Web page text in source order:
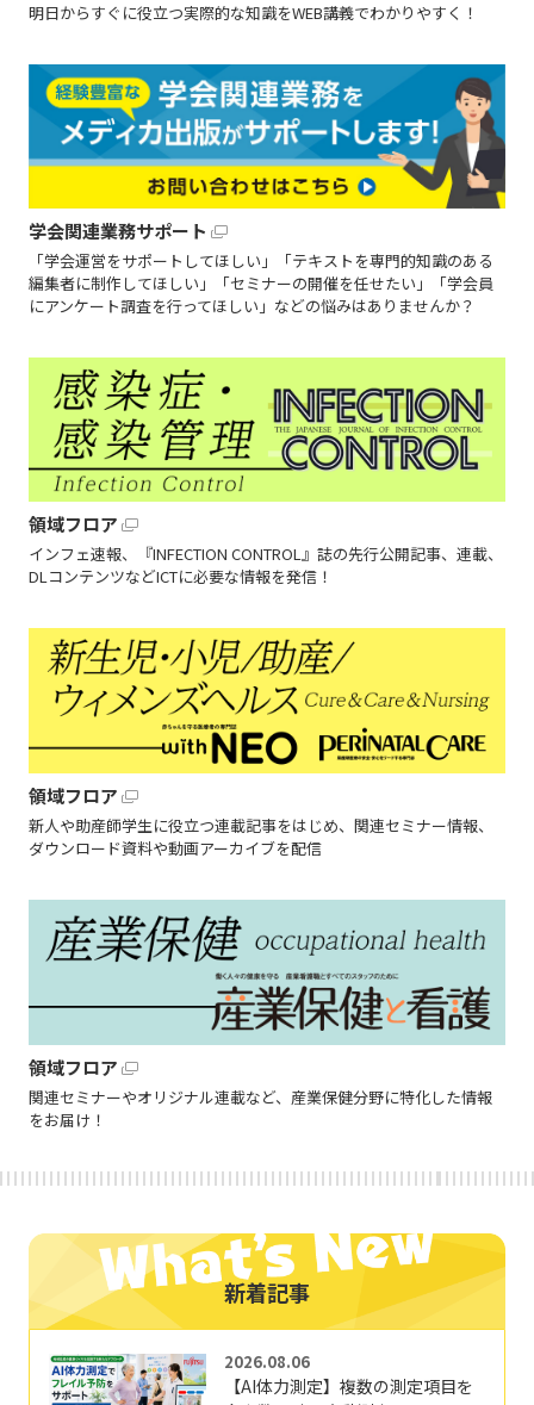
明日からすぐに役立つ実際的な知識をWEB講義でわかりやすく！
学会関連業務サポート
「学会運営をサポートしてほしい」「テキストを専門的知識のある
編集者に制作してほしい」「セミナーの開催を任せたい」「学会員
にアンケート調査を行ってほしい」などの悩みはありませんか？
領域フロア
インフェ速報、『INFECTION CONTROL』誌の先行公開記事、連載、
DLコンテンツなどICTに必要な情報を発信！
領域フロア
新人や助産師学生に役立つ連載記事をはじめ、関連セミナー情報、
ダウンロード資料や動画アーカイブを配信
領域フロア
関連セミナーやオリジナル連載など、産業保健分野に特化した情報
をお届け！
新着記事
2026.08.06
【AI体力測定】複数の測定項目を